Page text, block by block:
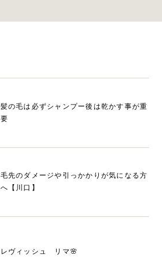
髪の毛は必ずシャンプー後は乾かす事が重
要
毛先のダメージや引っかかりが気になる方
へ【川口】
レヴィッシュ リマ🌸